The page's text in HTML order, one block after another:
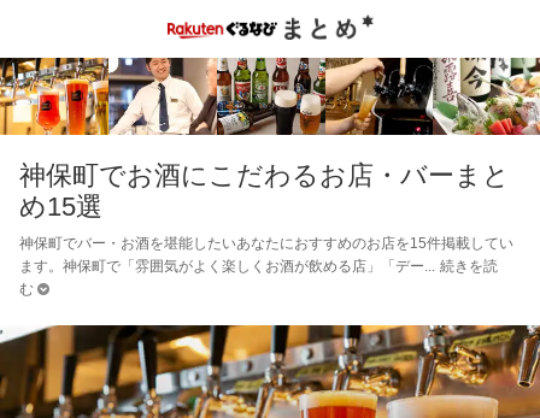
神保町でお酒にこだわるお店・バーまと
め15選
神保町でバー・お酒を堪能したいあなたにおすすめのお店を15件掲載してい
ます。神保町で「雰囲気がよく楽しくお酒が飲める店」「デー
続きを読
む